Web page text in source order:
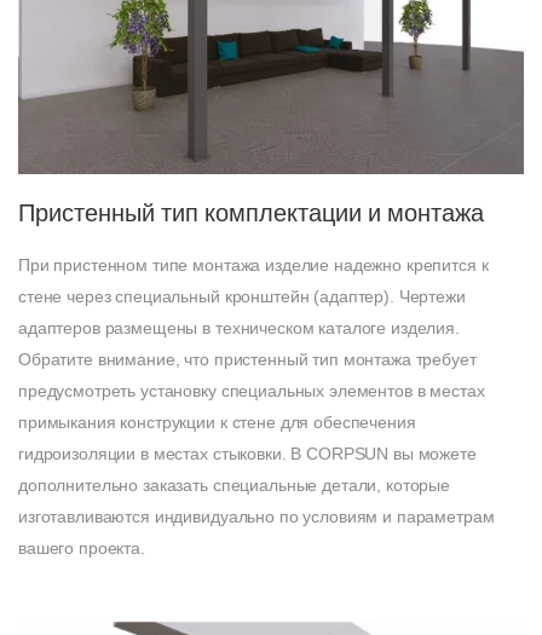
Пристенный тип комплектации и монтажа
При пристенном типе монтажа изделие надежно крепится к
стене через специальный кронштейн (адаптер). Чертежи
адаптеров размещены в техническом каталоге изделия.
Обратите внимание, что пристенный тип монтажа требует
предусмотреть установку специальных элементов в местах
примыкания конструкции к стене для обеспечения
гидроизоляции в местах стыковки. В CORPSUN вы можете
дополнительно заказать специальные детали, которые
изготавливаются индивидуально по условиям и параметрам
вашего проекта.